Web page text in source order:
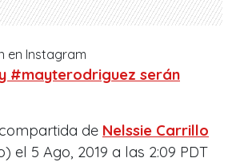
en Instagram
#mayterodriguez serán
de Nelssie Carrillo
el 5 Ago, 2019 a las 2:09 PDT